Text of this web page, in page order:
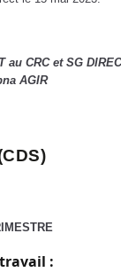
au CRC et SG
AGIR
: